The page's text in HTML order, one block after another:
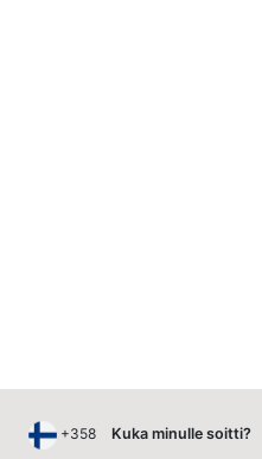
+358 Kuka minulle soitti?